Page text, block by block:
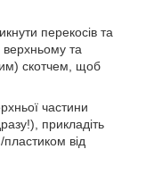
перекосів та
та
скотчем, щоб
частини
прикладіть
від